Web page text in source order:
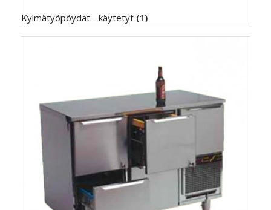
Kylmätyöpöydät - käytetyt (1)